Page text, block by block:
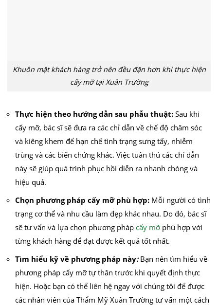
nâng mũi cấu trúc
đặt túi ngực
nâng ngực hút mỡ cấy mỡ trẻ hóa da
Khuôn mặt khách hàng trở nên đều đặn hơn khi thực hiện
cấy mỡ tại Xuân Trường
Thực hiện theo hướng dẫn sau phẫu thuật: Sau khi
cấy mỡ, bác sĩ sẽ đưa ra các chỉ dẫn về chế độ chăm sóc
và kiêng khem để hạn chế tình trạng sưng tấy, nhiễm
trùng và các biến chứng khác. Việc tuân thủ các chỉ dẫn
này sẽ giúp quá trình phục hồi diễn ra nhanh chóng và
hiệu quả.
Chọn phương pháp cấy mỡ phù hợp: Mỗi người có tình
trạng cơ thể và nhu cầu làm đẹp khác nhau. Do đó, bác sĩ
sẽ tư vấn và lựa chọn phương pháp cấy mỡphù hợp với
từng khách hàng để đạt được kết quả tốt nhất.
Tìm hiểu kỹ về phương pháp này:Bạn nên tìm hiểu về
phương pháp cấy mỡ tự thân trước khi quyết định thực
hiện. Hoặc bạn có thể liên hệ ngay với chúng tôi để được
các nhân viên của Thẩm Mỹ Xuân Trường tư vấn một cách